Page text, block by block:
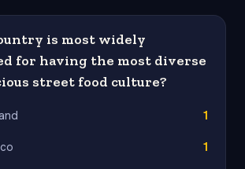
is most widely
for having the most diverse
street food culture?
1
1